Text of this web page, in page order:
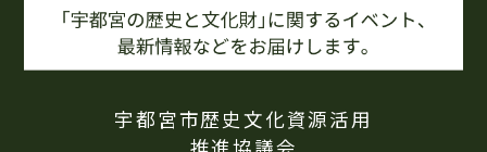
宇都宮市歴史文化資源活用